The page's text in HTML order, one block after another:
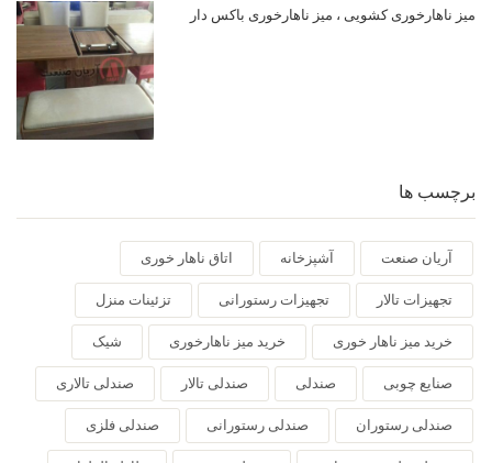
میز ناهارخوری کشویی ، میز ناهارخوری باکس دار
برچسب ها
آریان صنعت آشپزخانه اتاق ناهار خوری
تجهیزات تالار تجهیزات رستورانی تزئینات منزل
خرید میز ناهار خوری خرید میز ناهارخوری شیک
صنایع چوبی صندلی صندلی تالار صندلی تالاری
صندلی رستوران صندلی رستورانی صندلی فلزی